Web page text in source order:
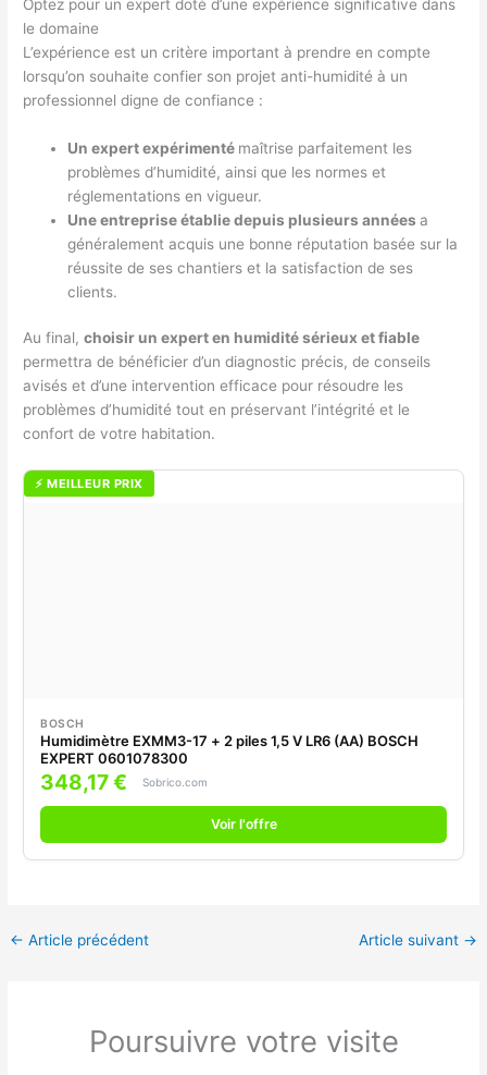
Optez pour un expert doté d’une expérience significative dans
le domaine
L’expérience est un critère important à prendre en compte
lorsqu’on souhaite confier son projet anti-humidité à un
professionnel digne de confiance :
Un expert expérimenté maîtrise parfaitement les
problèmes d’humidité, ainsi que les normes et
réglementations en vigueur.
Une entreprise établie depuis plusieurs annéesa
généralement acquis une bonne réputation basée sur la
réussite de ses chantiers et la satisfaction de ses
clients.
Au final,choisir un expert en humidité sérieux et fiable
permettra de bénéficier d’un diagnostic précis, de conseils
avisés et d’une intervention efficace pour résoudre les
problèmes d’humidité tout en préservant l’intégrité et le
confort de votre habitation.
⚡ MEILLEUR PRIX
BOSCH
Humidimètre EXMM3-17 + 2 piles 1,5 V LR6 (AA) BOSCH
EXPERT 0601078300
348,17 € Sobrico.com
Voir l'offre
← Article précédent Article suivant →
Poursuivre votre visite